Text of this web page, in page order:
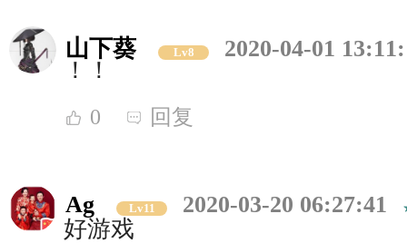
山下葵 Lv8
2020-04-01
！！
0 回复
Ag Lv11
2020-03-20 06:27:41
好游戏